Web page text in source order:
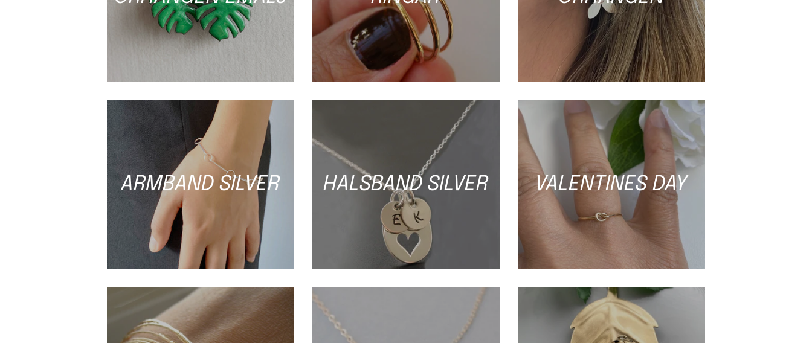
ARMBAND SILVER HALSBAND SILVER VALENTINES DAY